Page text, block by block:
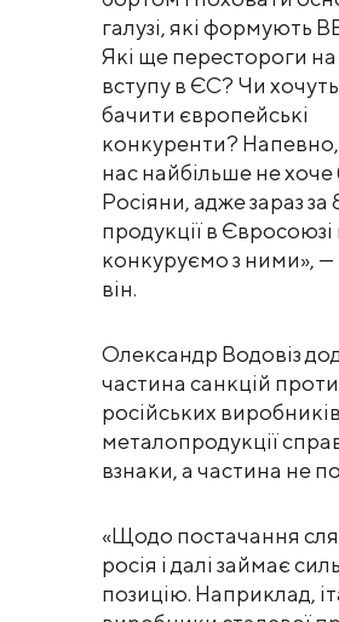
галузі, які формують
Які ще перестороги
вступу в ЄС? Чи
бачити європейські
конкуренти? Напевно,
нас найбільше не хоче
Росіяни, адже зараз за
продукції в Євросоюзі
конкуруємо з ними», —
він.
Олександр Водовіз
частина санкцій проти
російських виробників
металопродукції
взнаки, а частина не
«Щодо постачання
росія і далі займає
позицію. Наприклад,